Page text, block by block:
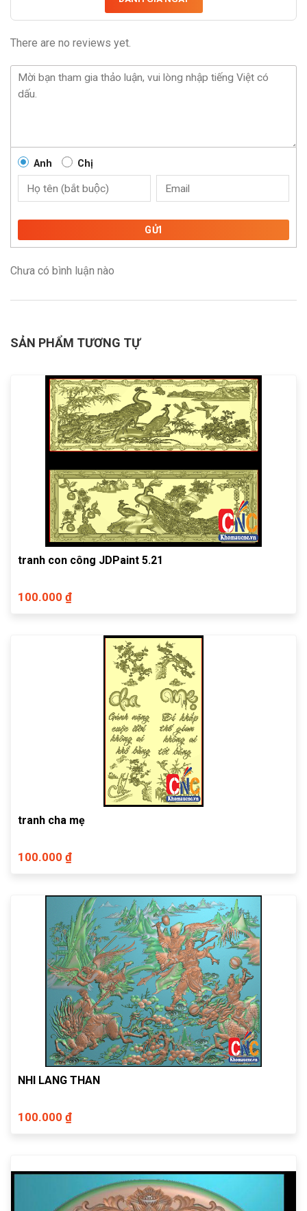
There are no reviews yet.
Anh Chị
GỬI
Chưa có bình luận nào
SẢN PHẨM TƯƠNG TỰ
tranh con công JDPaint 5.21
100.000 ₫
tranh cha mẹ
100.000 ₫
NHI LANG THAN
100.000 ₫